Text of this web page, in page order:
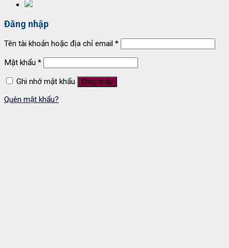
Đăng nhập
Tên tài khoản hoặc địa chỉ email *
Mật khẩu *
Ghi nhớ mật khẩu Đăng nhập
Quên mật khẩu?